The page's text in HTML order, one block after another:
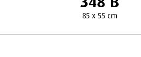
85 x 55 cm